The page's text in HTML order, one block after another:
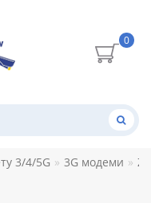
0
3/4/5G 3G модеми